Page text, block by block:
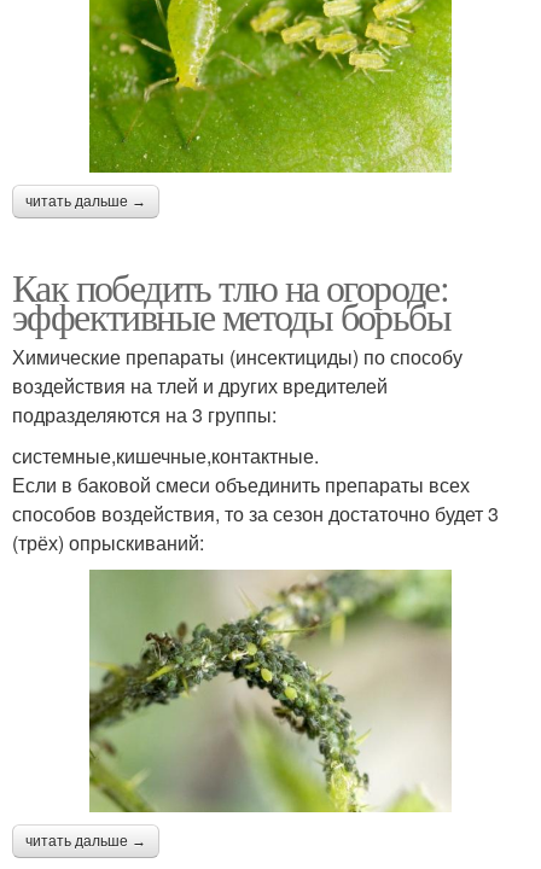
читать дальше →
Как победить тлю на огороде:
эффективные методы борьбы
Химические препараты (инсектициды) по способу
воздействия на тлей и других вредителей
подразделяются на 3 группы:
системные,кишечные,контактные.
Если в баковой смеси объединить препараты всех
способов воздействия, то за сезон достаточно будет 3
(трёх) опрыскиваний:
читать дальше →